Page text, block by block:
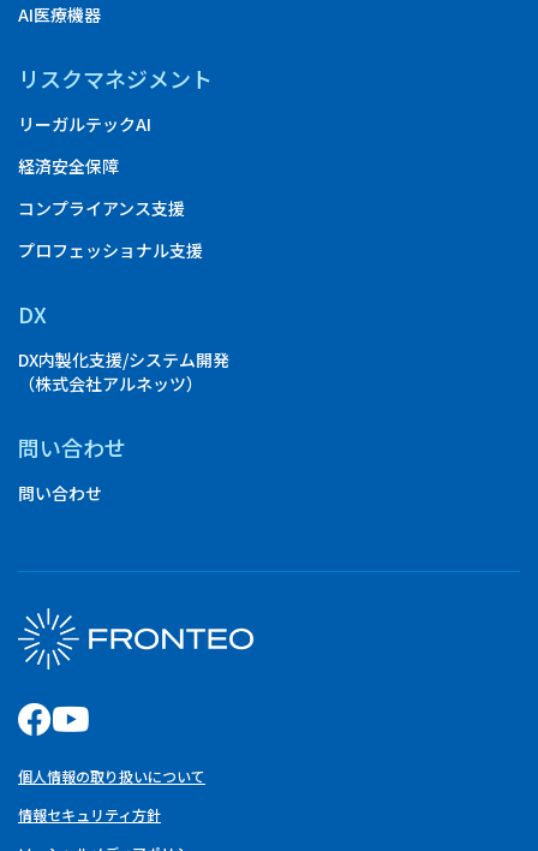
AI医療機器
リスクマネジメント
リーガルテックAI
経済安全保障
コンプライアンス支援
プロフェッショナル支援
DX
DX内製化支援/システム開発
（株式会社アルネッツ）
問い合わせ
問い合わせ
個人情報の取り扱いについて
情報セキュリティ方針